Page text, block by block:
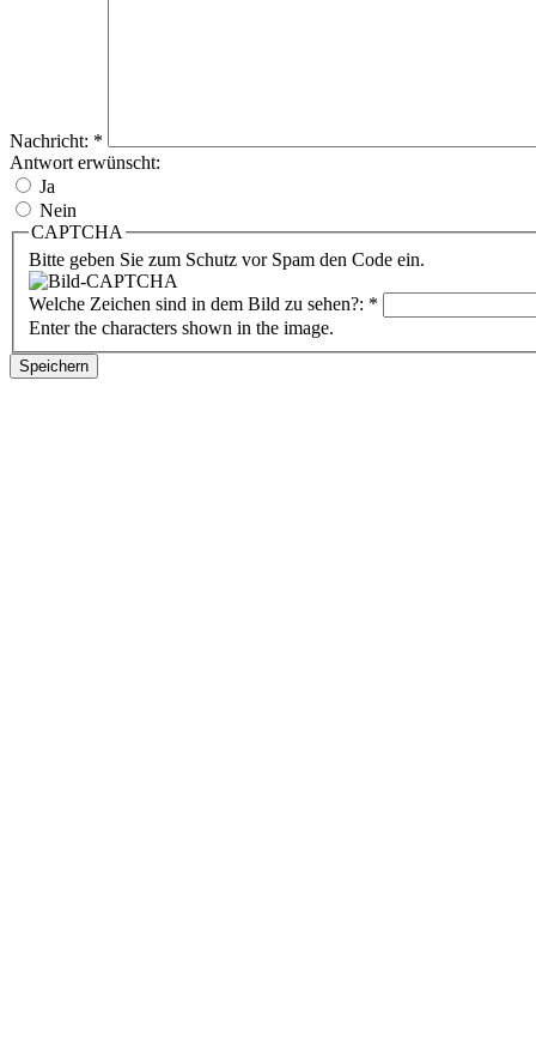
Nachricht: *
Antwort erwünscht:
Ja
Nein
CAPTCHA
Bitte geben Sie zum Schutz vor Spam den Code ein.
Welche Zeichen sind in dem Bild zu sehen?: *
Enter the characters shown in the image.